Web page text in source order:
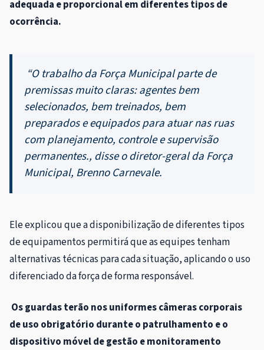
adequada e proporcional em diferentes tipos de
ocorrência.
“O trabalho da Força Municipal parte de
premissas muito claras: agentes bem
selecionados, bem treinados, bem
preparados e equipados para atuar nas ruas
com planejamento, controle e supervisão
permanentes., disse o diretor-geral da Força
Municipal, Brenno Carnevale.
Ele explicou que a disponibilização de diferentes tipos
de equipamentos permitirá que as equipes tenham
alternativas técnicas para cada situação, aplicando o uso
diferenciado da força de forma responsável.
Os guardas terão nos uniformes câmeras corporais
de uso obrigatório durante o patrulhamento e o
dispositivo móvel de gestão e monitoramento